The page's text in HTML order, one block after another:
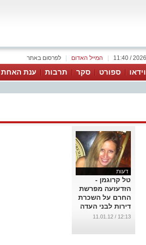
לפרסום באתר המייל האדום
וידאו ספורט סקר תרבות ענת האחת
דעות
טל קרוגמן -
הזדעזעה מפרשת
החרם על השכרת
דירות לבני העדה
האתיופית
12:13 / 11.01.12